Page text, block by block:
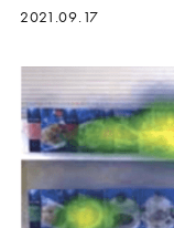
2021.09.17